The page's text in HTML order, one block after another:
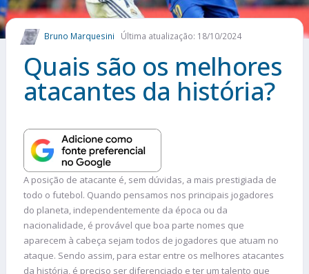
COMO APOSTAR
MAIS ESPORTES
Bruno Marquesini Última atualização: 18/10/2024
Quais são os melhores
atacantes da história?
A posição de atacante é, sem dúvidas, a mais prestigiada de
todo o futebol. Quando pensamos nos principais jogadores
do planeta, independentemente da época ou da
nacionalidade, é provável que boa parte nomes que
aparecem à cabeça sejam todos de jogadores que atuam no
ataque. Sendo assim, para estar entre os melhores atacantes
da história, é preciso ser diferenciado e ter um talento que